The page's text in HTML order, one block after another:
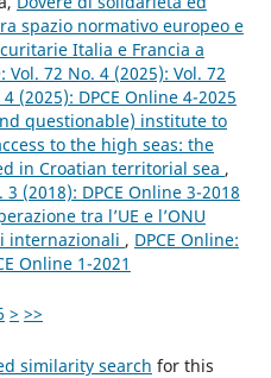
spazio normativo europeo e
Italia e Francia a
Vol. 72 No. 4 (2025): Vol. 72
(2025): DPCE Online 4-2025
questionable) institute to
to the high seas: the
in Croatian territorial sea ,
3 (2018): DPCE Online 3-2018
tra l’UE e l’ONU
internazionali , DPCE Online:
Online 1-2021
> >>
similarity search for this